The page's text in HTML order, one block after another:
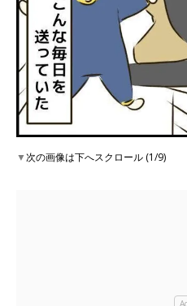
▼次の画像は下へスクロール (1/9)